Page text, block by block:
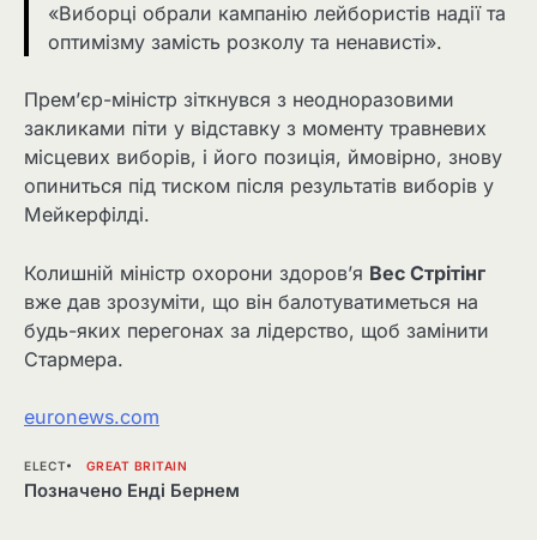
«Виборці обрали кампанію лейбористів надії та
оптимізму замість розколу та ненависті».
Прем’єр-міністр зіткнувся з неодноразовими
закликами піти у відставку з моменту травневих
місцевих виборів, і його позиція, ймовірно, знову
опиниться під тиском після результатів виборів у
Мейкерфілді.
Колишній міністр охорони здоров’я Вес Стрітінг
вже дав зрозуміти, що він балотуватиметься на
будь-яких перегонах за лідерство, щоб замінити
Стармера.
euronews.com
ELECT GREAT BRITAIN
Позначено Енді Бернем